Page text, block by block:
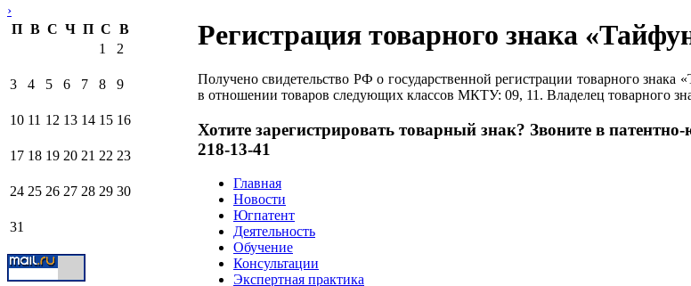
›
П В С Ч П С В
1
2
3 4 5 6 7 8 9
10 11 12 13 14 15 16
17 18 19 20 21 22 23
24 25 26 27 28 29 30
31
Регистрация товарного знака
Получено свидетельство РФ о государственной регистрации товарного
в отношении товаров следующих классов МКТУ: 09, 11. Владелец
Хотите зарегистрировать товарный знак? Звоните в
218-13-41
Главная
Новости
Югпатент
Деятельность
Обучение
Консультации
Экспертная практика